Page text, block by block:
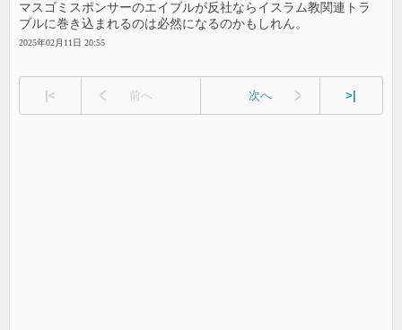
マスゴミスポンサーのエイブルが反社ならイスラム教関連トラ
ブルに巻き込まれるのは必然になるのかもしれん。
2025年02月11日 20:55
|< 前へ 次へ >|